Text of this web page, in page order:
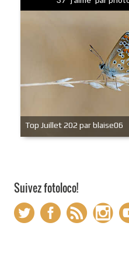
Top Juillet 202 par blaise06
Suivez fotoloco!